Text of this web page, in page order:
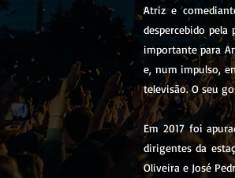
Atriz e
despercebido
importante para
e, num impulso,
televisão. O seu
Em 2017 foi
dirigentes da
Oliveira e José